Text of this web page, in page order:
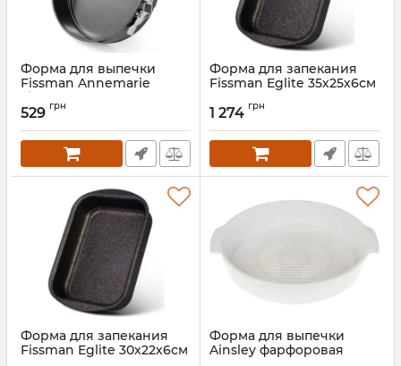
Форма для выпечки
Fissman Annemarie
Ø20х6.8см разъемная с
антипригарным
Артикул: FN-5640
529 грн
Форма для запекания
Fissman Eglite 35х25х6см
1 274 грн
Форма для запекания
Fissman Eglite 30х22х6см
Форма для выпечки
Ainsley фарфоровая